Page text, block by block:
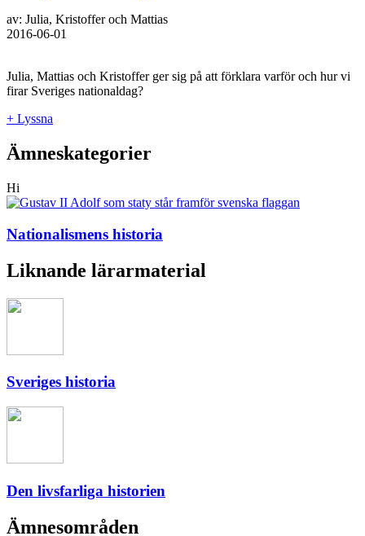
av: Julia, Kristoffer och Mattias
2016-06-01
Julia, Mattias och Kristoffer ger sig på att förklara varför och hur vi
firar Sveriges nationaldag?
+ Lyssna
Ämneskategorier
Hi
Nationalismens historia
Liknande lärarmaterial
Sveriges historia
Den livsfarliga historien
Ämnesområden